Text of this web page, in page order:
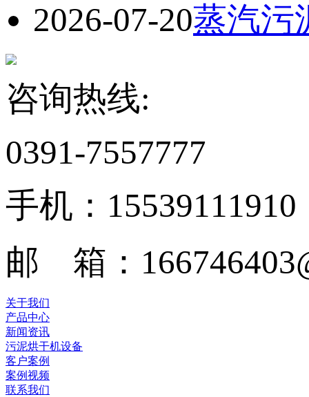
2026-07-20蒸汽污
咨询热线:
0391-7557777
手机：15539111910
邮 箱：
关于我们
产品中心
新闻资讯
污泥烘干机设备
客户案例
案例视频
联系我们